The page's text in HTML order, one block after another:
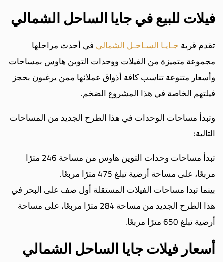
فيلات للبيع في جايا الساحل الشمالي
تقدم قريةجـايـا السـاحـل الشماليفي أحدث مراحلها
مجموعة متميزة من الفيلات ووحدات التوين هاوس بمساحات
وأسعار متنوعة تناسب كافة أذواق عملائها ممن يرغبون بحجز
فيلتهم الخاصة في هذا المشروع الضخم.
وتبدأ مساحات الوحدات في هذا الطرح الجديد من المساحات
التالية:
تبدأ مساحات وحدات التوين هاوس من مساحة 246 مترًا
مربعًا، على مساحة أرضية تبلغ 475 مترًا مربعًا.
بينما تبدا مساحات الفيلات المستقلة أول صف على البحر في
هذا الطرح الجديد من مساحة 284 مترًا مربعًا، على مساحة
أرضية تبلغ 650 مترًا مربعًا.
أسعار فيلات جايا الساحل الشمالي